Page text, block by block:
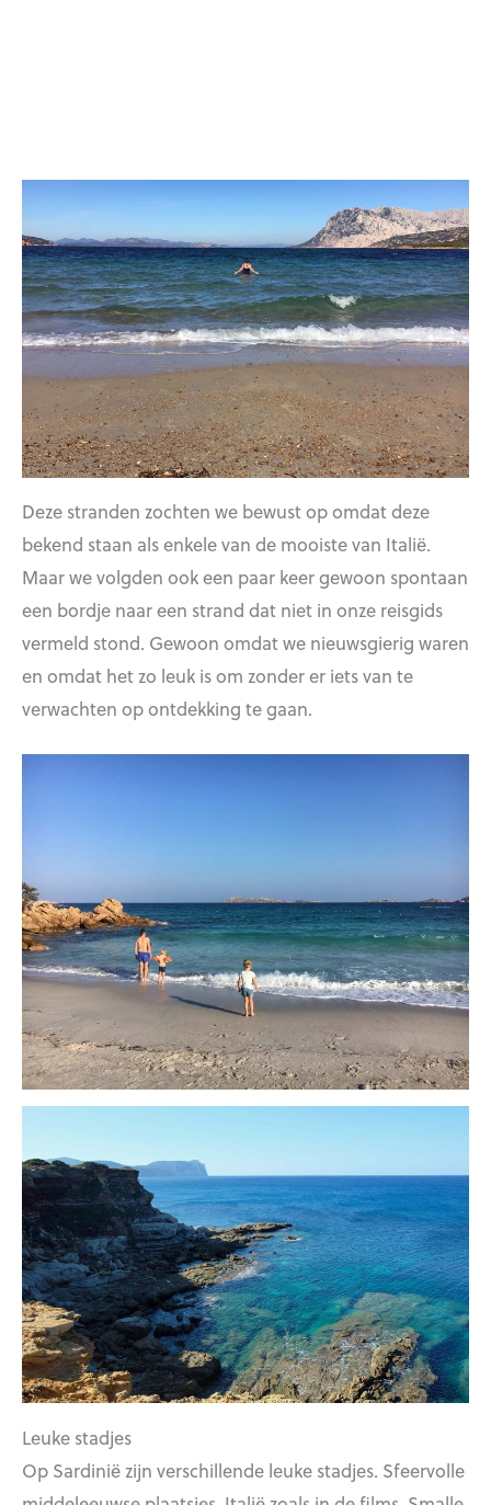
Deze stranden zochten we bewust op omdat deze
bekend staan als enkele van de mooiste van Italië.
Maar we volgden ook een paar keer gewoon spontaan
een bordje naar een strand dat niet in onze reisgids
vermeld stond. Gewoon omdat we nieuwsgierig waren
en omdat het zo leuk is om zonder er iets van te
verwachten op ontdekking te gaan.
Leuke stadjes
Op Sardinië zijn verschillende leuke stadjes. Sfeervolle